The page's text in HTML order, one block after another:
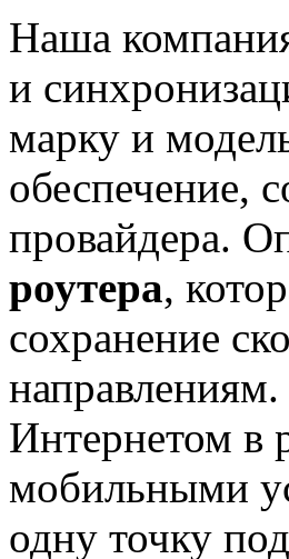
Наша
и
марку и
обеспечение,
провайдера.
роутера,
сохранение
направлениям.
Интернетом в
мобильными
одну точку